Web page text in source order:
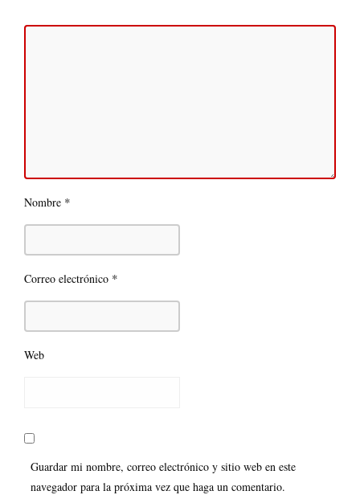
Nombre *
Correo electrónico *
Web
Guardar mi nombre, correo electrónico y sitio web en este
navegador para la próxima vez que haga un comentario.